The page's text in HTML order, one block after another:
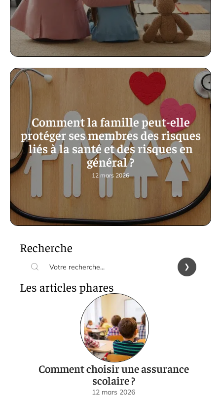
Comment la famille peut-elle
protéger ses membres des risques
liés à la santé et des risques en
général ?
12 mars 2026
Recherche
Les articles phares
Comment choisir une assurance
scolaire ?
12 mars 2026